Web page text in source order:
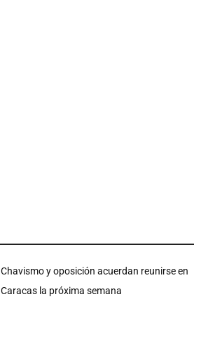
Chavismo y oposición acuerdan reunirse en
Caracas la próxima semana